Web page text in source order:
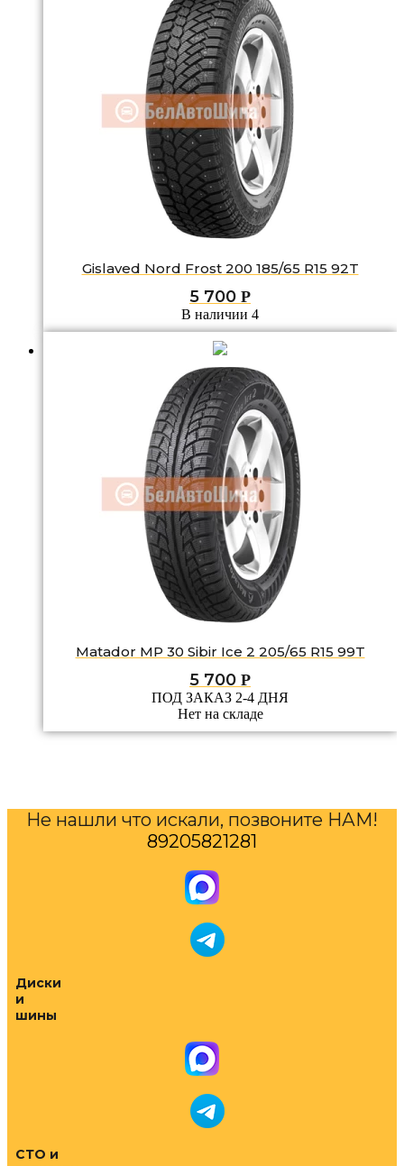
Gislaved Nord Frost 200 185/65 R15 92T
5 700 Р
В наличии 4
Matador MP 30 Sibir Ice 2 205/65 R15 99T
5 700 Р
ПОД ЗАКАЗ 2-4 ДНЯ
Нет на складе
Не нашли что искали, позвоните НАМ!
89205821281
Диски
и
шины
СТО и